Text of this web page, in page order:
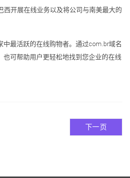
西开展在线业务以及将公司与南美最大的
中最活跃的在线购物者。通过com.br域名
也可帮助用户更轻松地找到您企业的在线
下一页